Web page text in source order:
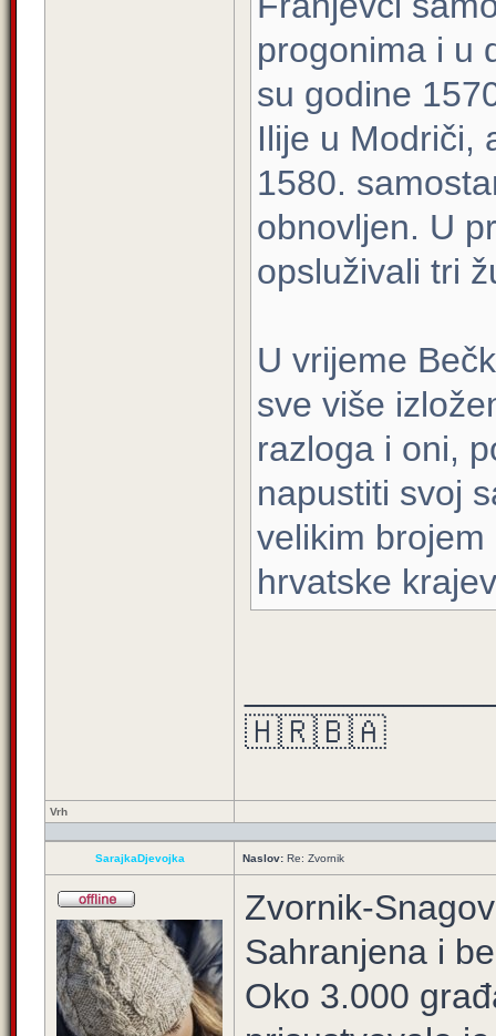
progonima i u
su godine
Ilije u Modriči,
1580.
obnovljen. U
opsluživali tri
U vrijeme
sve više
razloga i oni,
napustiti svoj
velikim
hrvatske
🇭🇷🇧🇦
Vrh
SarajkaDjevojka Naslov: Re: Zvornik
Zvornik-
Sahranjena i
Oko 3.000